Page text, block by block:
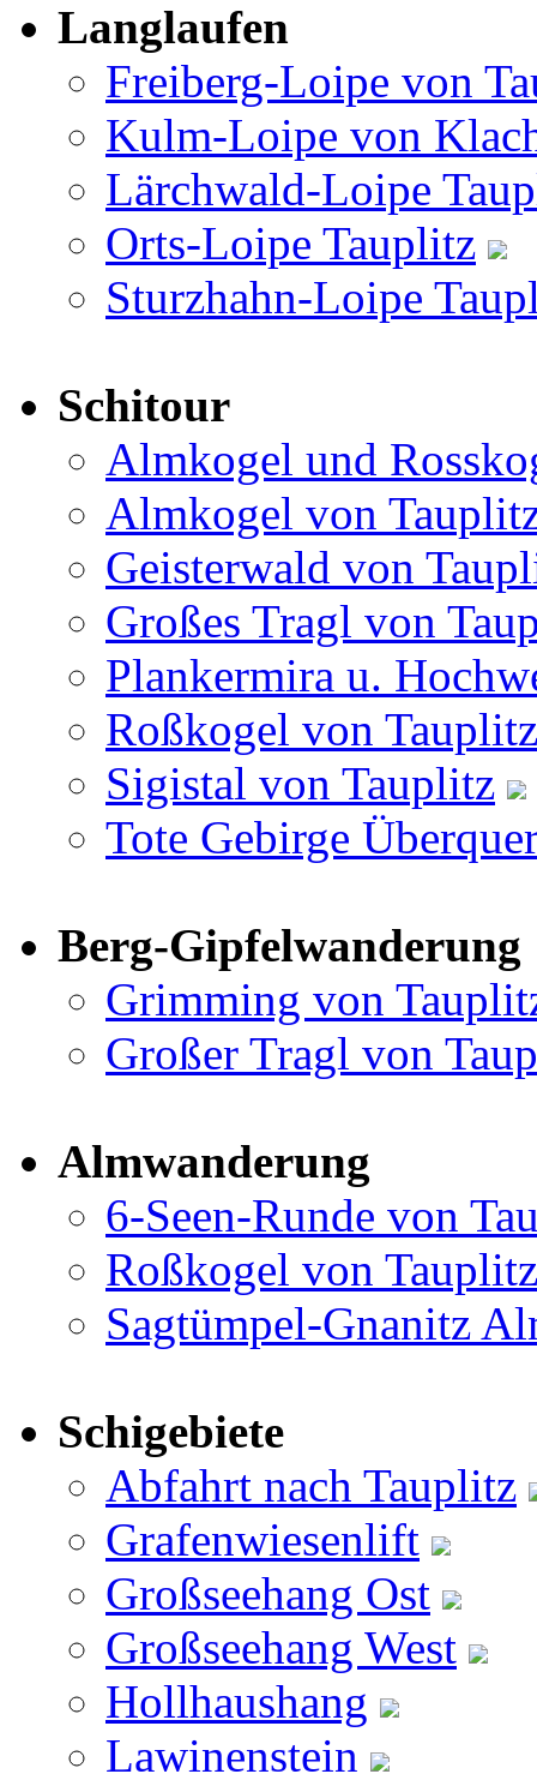
Langlaufen
Freiberg-Loipe von
Kulm-Loipe von
Lärchwald-Loipe
Orts-Loipe Tauplitz
Sturzhahn-Loipe
Schitour
Almkogel und
Almkogel von
Geisterwald von
Großes Tragl von
Plankermira u.
Roßkogel von Tauplitz
Sigistal von Tauplitz
Tote Gebirge
Berg-Gipfelwanderung
Grimming von
Großer Tragl von
Almwanderung
6-Seen-Runde von
Roßkogel von Tauplitz
Sagtümpel-Gnanitz
Schigebiete
Abfahrt nach Tauplitz
Grafenwiesenlift
Großseehang Ost
Großseehang West
Hollhaushang
Lawinenstein